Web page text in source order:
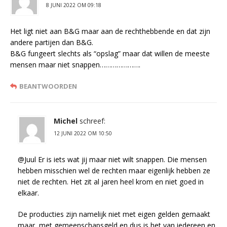
8 JUNI 2022 OM 09:18
Het ligt niet aan B&G maar aan de rechthebbende en dat zijn
andere partijen dan B&G.
B&G fungeert slechts als “opslag” maar dat willen de meeste
mensen maar niet snappen………………….
BEANTWOORDEN
Michel schreef:
12 JUNI 2022 OM 10:50
@Juul Er is iets wat jij maar niet wilt snappen. Die mensen
hebben misschien wel de rechten maar eigenlijk hebben ze
niet de rechten. Het zit al jaren heel krom en niet goed in
elkaar.
De producties zijn namelijk niet met eigen gelden gemaakt